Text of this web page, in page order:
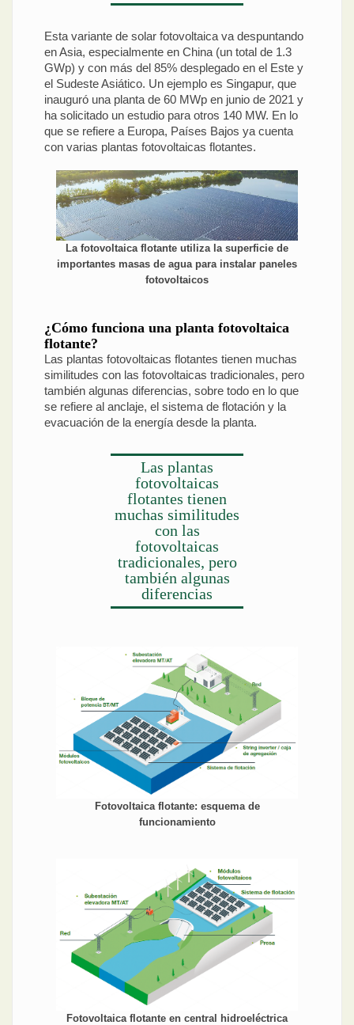
Esta variante de solar fotovoltaica va despuntando
en Asia, especialmente en China (un total de 1.3
GWp) y con más del 85% desplegado en el Este y
el Sudeste Asiático. Un ejemplo es Singapur, que
inauguró una planta de 60 MWp en junio de 2021 y
ha solicitado un estudio para otros 140 MW. En lo
que se refiere a Europa, Países Bajos ya cuenta
con varias plantas fotovoltaicas flotantes.
La fotovoltaica flotante utiliza la superficie de
importantes masas de agua para instalar paneles
fotovoltaicos
¿Cómo funciona una planta fotovoltaica
flotante?
Las plantas fotovoltaicas flotantes tienen muchas
similitudes con las fotovoltaicas tradicionales, pero
también algunas diferencias, sobre todo en lo que
se refiere al anclaje, el sistema de flotación y la
evacuación de la energía desde la planta.
Las plantas
fotovoltaicas
flotantes tienen
muchas similitudes
con las
fotovoltaicas
tradicionales, pero
también algunas
diferencias
Fotovoltaica flotante: esquema de
funcionamiento
Fotovoltaica flotante en central hidroeléctrica